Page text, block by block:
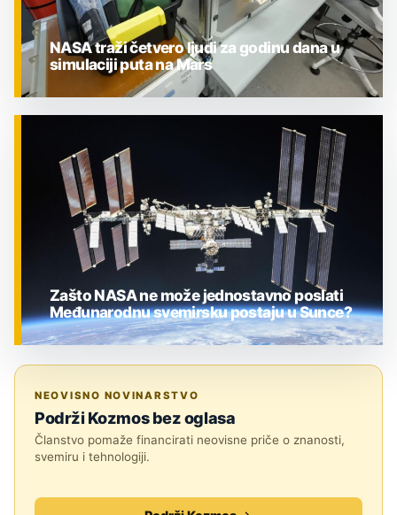
NASA traži četvero ljudi za godinu dana u
simulaciji puta na Mars
Zašto NASA ne može jednostavno poslati
Međunarodnu svemirsku postaju u Sunce?
NEOVISNO NOVINARSTVO
Podrži Kozmos bez oglasa
Članstvo pomaže financirati neovisne priče o znanosti,
svemiru i tehnologiji.